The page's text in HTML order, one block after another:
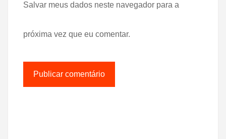
Salvar meus dados neste navegador para a
próxima vez que eu comentar.